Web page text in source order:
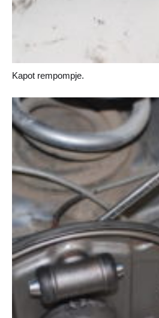
Kapot rempompje.